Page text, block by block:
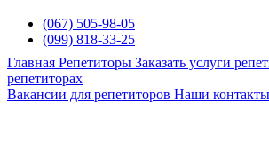
(067) 505-98-05
(099) 818-33-25
Главная Репетиторы Заказать услуги
репетиторах
Вакансии для репетиторов Наши контакты